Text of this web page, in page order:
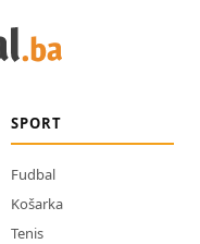
SPORT
Fudbal
Košarka
Tenis